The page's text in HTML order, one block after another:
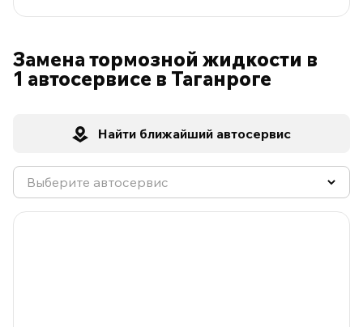
Замена тормозной жидкости в
1 автосервисе в Таганроге
Найти ближайший автосервис